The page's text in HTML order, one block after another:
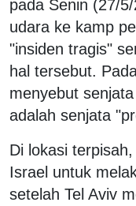
pada Senin (27/
udara ke kamp
"insiden tragis"
hal tersebut.
menyebut
adalah senjata
Di lokasi
Israel untuk
setelah Tel Aviv